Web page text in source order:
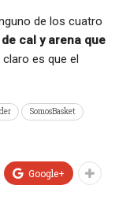
de los cuatro
cal y arena que
es que el
SomosBasket
Google+